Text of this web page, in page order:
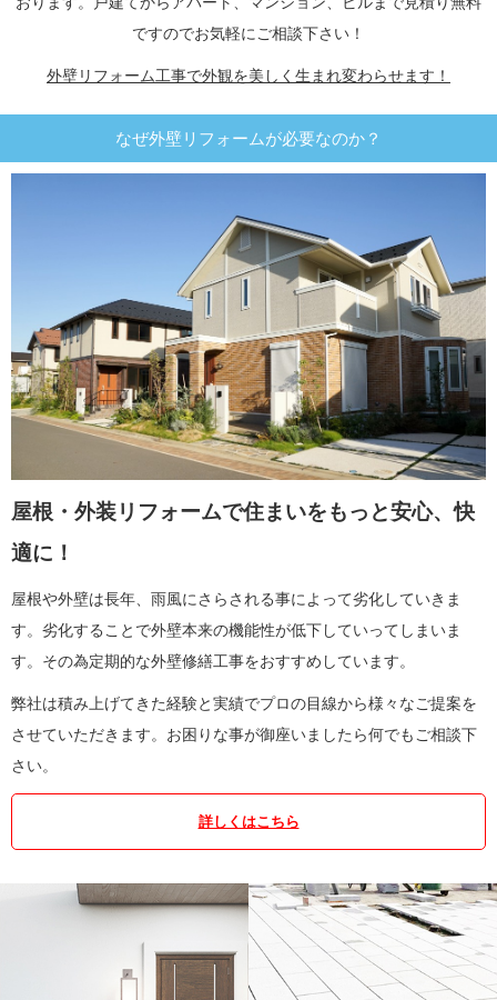
ですのでお気軽にご相談下さい！
外壁リフォーム工事で外観を美しく生まれ変わらせます！
なぜ外壁リフォームが必要なのか？
屋根・外装リフォームで住まいをもっと安心、快
適に！
屋根や外壁は長年、雨風にさらされる事によって劣化していきま
す。劣化することで外壁本来の機能性が低下していってしまいま
す。その為定期的な外壁修繕工事をおすすめしています。
弊社は積み上げてきた経験と実績でプロの目線から様々なご提案を
させていただきます。お困りな事が御座いましたら何でもご相談下
さい。
詳しくはこちら